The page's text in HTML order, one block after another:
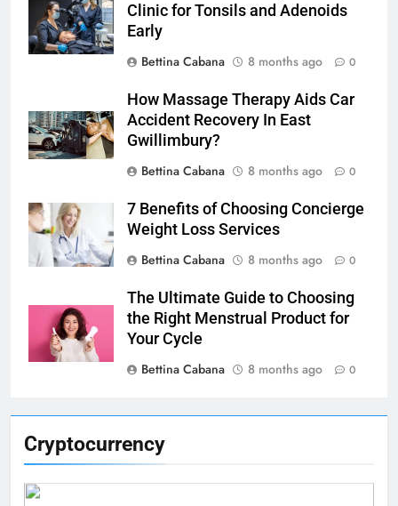
Cryptocurrency
Clinic for Tonsils and Adenoids
Early
Bettina Cabana
8 months ago 0
How Massage Therapy Aids Car
Accident Recovery In East
Gwillimbury?
Bettina Cabana
8 months ago 0
7 Benefits of Choosing Concierge
Weight Loss Services
Bettina Cabana
8 months ago 0
The Ultimate Guide to Choosing
the Right Menstrual Product for
Your Cycle
Bettina Cabana
8 months ago 0